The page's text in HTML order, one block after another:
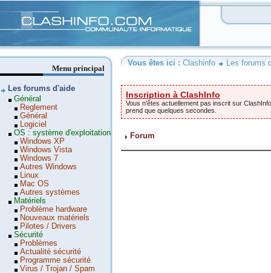
Vous êtes ici : Clashinfo Les forums
Inscription à ClashInfo
Vous n'êtes actuellement pas inscrit sur
prend que quelques secondes.
Forum
Menu principal
Les forums d'aide
Général
Reglement
Général
Logiciel
OS : système d'exploitation
Windows XP
Windows Vista
Windows 7
Autres Windows
Linux
Mac OS
Autres systèmes
Matériels
Problème hardware
Nouveaux matériels
Pilotes / Drivers
Sécurité
Problèmes
Actualité sécurité
Programme sécurité
Virus / Trojan / Spam